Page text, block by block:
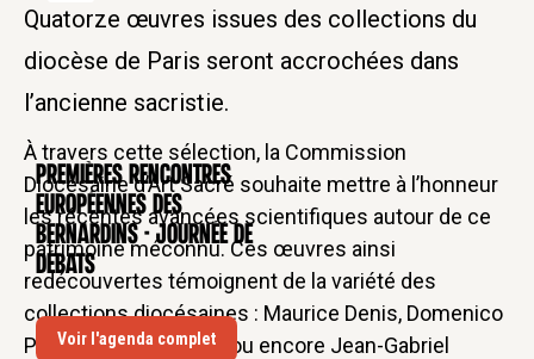
CONFÉRENCE
Premières rencontres
européennes des
Bernardins - Journée de
débats
Voir l'agenda complet
Quatorze œuvres issues des collections du
diocèse de Paris seront accrochées dans
l’ancienne sacristie.
À travers cette sélection, la Commission
Diocésaine d’Art Sacré souhaite mettre à l’honneur
les récentes avancées scientifiques autour de ce
patrimoine méconnu. Ces œuvres ainsi
redécouvertes témoignent de la variété des
collections diocésaines : Maurice Denis, Domenico
Piola, Nicolas Mignardou encore Jean-Gabriel